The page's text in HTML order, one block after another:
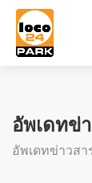
อัพเดทข่
อัพเดทข่าวสา